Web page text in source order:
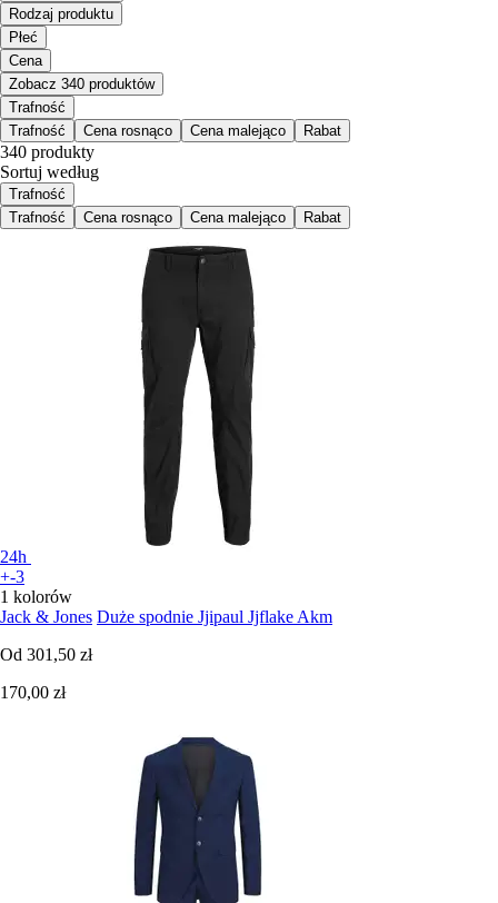
Rodzaj produktu
Płeć
Cena
Zobacz 340 produktów
Trafność
Trafność
Cena rosnąco Cena malejąco Rabat
340 produkty
Sortuj według
Trafność
Trafność
Cena rosnąco Cena malejąco Rabat
24h
+-3
1 kolorów
Jack & Jones Duże spodnie Jjipaul Jjflake Akm
Od 301,50 zł
170,00 zł